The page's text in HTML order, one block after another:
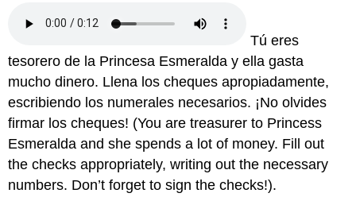
Tú eres
tesorero de la Princesa Esmeralda y ella gasta
mucho dinero. Llena los cheques apropiadamente,
escribiendo los numerales necesarios. ¡No olvides
firmar los cheques! (You are treasurer to Princess
Esmeralda and she spends a lot of money. Fill out
the checks appropriately, writing out the necessary
numbers. Don’t forget to sign the checks!).